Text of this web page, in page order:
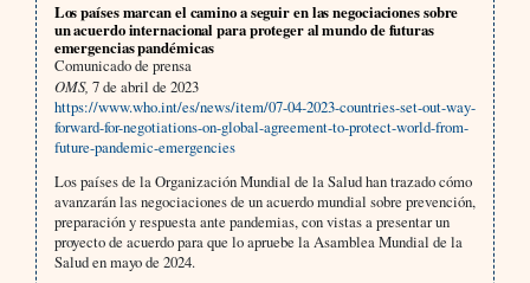
Los países marcan el camino a seguir en las negociaciones sobre
un acuerdo internacional para proteger al mundo de futuras
emergencias pandémicas
Comunicado de prensa
OMS, 7 de abril de 2023
https://www.who.int/es/news/item/07-04-2023-countries-set-out-way-
forward-for-negotiations-on-global-agreement-to-protect-world-from-
future-pandemic-emergencies
Los países de la Organización Mundial de la Salud han trazado cómo
avanzarán las negociaciones de un acuerdo mundial sobre prevención,
preparación y respuesta ante pandemias, con vistas a presentar un
proyecto de acuerdo para que lo apruebe la Asamblea Mundial de la
Salud en mayo de 2024.